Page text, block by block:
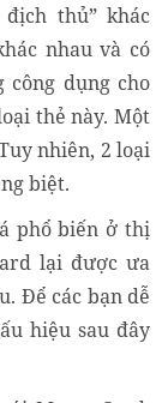
thủ” khác
nhau và có
công dụng cho
thẻ này. Một
nhiên, 2 loại
biệt.
phổ biến ở thị
lại được ưa
Để các bạn dễ
hiệu sau đây